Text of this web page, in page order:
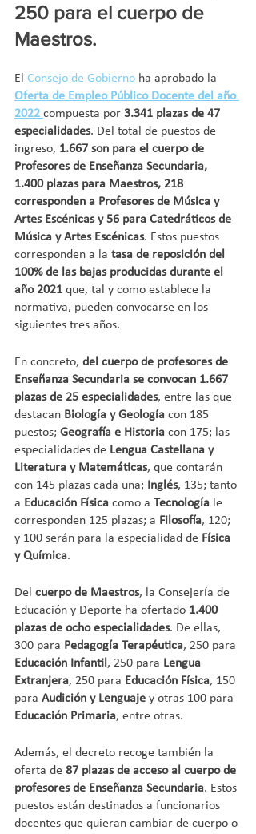
250 para el cuerpo de
Maestros.
El Consejo de Gobierno ha aprobado la
Oferta de Empleo Público Docente del año
2022 compuesta por 3.341 plazas de 47
especialidades. Del total de puestos de
ingreso, 1.667 son para el cuerpo de
Profesores de Enseñanza Secundaria,
1.400 plazas para Maestros, 218
corresponden a Profesores de Música y
Artes Escénicas y 56 para Catedráticos de
Música y Artes Escénicas. Estos puestos
corresponden a la tasa de reposición del
100% de las bajas producidas durante el
año 2021 que, tal y como establece la
normativa, pueden convocarse en los
siguientes tres años.
En concreto, del cuerpo de profesores de
Enseñanza Secundaria se convocan 1.667
plazas de 25 especialidades, entre las que
destacan Biología y Geología con 185
puestos; Geografía e Historia con 175; las
especialidades de Lengua Castellana y
Literatura y Matemáticas, que contarán
con 145 plazas cada una; Inglés, 135; tanto
a Educación Física como a Tecnología le
corresponden 125 plazas; a Filosofía, 120;
y 100 serán para la especialidad de Física
y Química.
Del cuerpo de Maestros, la Consejería de
Educación y Deporte ha ofertado 1.400
plazas de ocho especialidades. De ellas,
300 para Pedagogía Terapéutica, 250 para
Educación Infantil, 250 para Lengua
Extranjera, 250 para Educación Física, 150
para Audición y Lenguaje y otras 100 para
Educación Primaria, entre otras.
Además, el decreto recoge también la
oferta de 87 plazas de acceso al cuerpo de
profesores de Enseñanza Secundaria. Estos
puestos están destinados a funcionarios
docentes que quieran cambiar de cuerpo o